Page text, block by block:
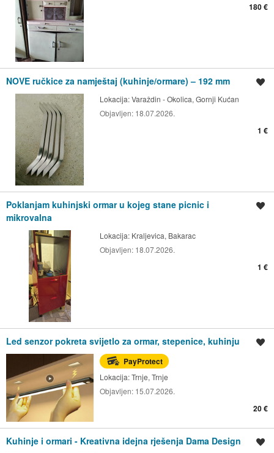
180 €
NOVE ručkice za namještaj (kuhinje/ormare) – 192 mm
Lokacija:Varaždin - Okolica, Gornji Kućan
Objavljen: 18.07.2026.
1 €
Poklanjam kuhinjski ormar u kojeg stane picnic i
mikrovalna
Lokacija: Kraljevica, Bakarac
Objavljen: 18.07.2026.
1 €
Led senzor pokreta svijetlo za ormar, stepenice, kuhinju
PayProtect
Lokacija:Trnje, Trnje
Objavljen: 15.07.2026.
20 €
Kuhinje i ormari - Kreativna idejna rješenja Dama Design